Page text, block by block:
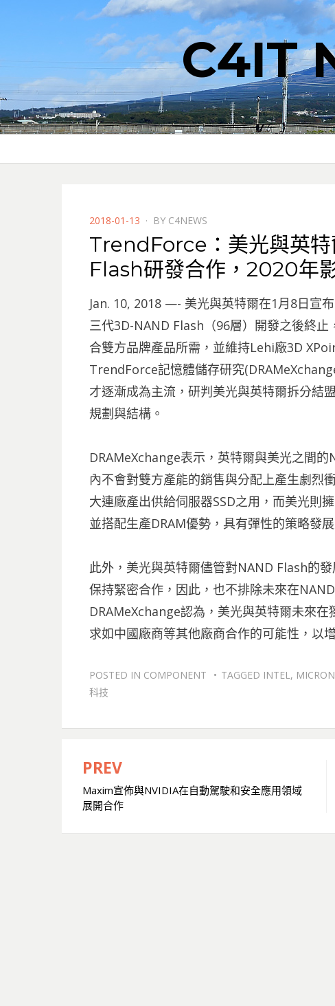
C4IT
POSTED
ON
2018-01-13 BY C4NEWS
TrendForce：美光與英
Flash研發合作，2020年
Jan. 10, 2018 —- 美光與英特爾在1月8日宣
三代3D-NAND Flash（96層）開發之後終
合雙方品牌產品所需，並維持Lehi廠3D
TrendForce記憶體儲存研究
才逐漸成為主流，研判美光與英特爾拆分結
規劃與結構。
DRAMeXchange表示，英特爾與美光之間
內不會對雙方產能的銷售與分配上產生劇烈
大連廠產出供給伺服器SSD之用，而美光則
並搭配生產DRAM優勢，具有彈性的策略發
此外，美光與英特爾儘管對NAND Flash的
保持緊密合作，因此，也不排除未來在
DRAMeXchange認為，美光與英特爾未來
求如中國廠商等其他廠商合作的可能性，以
POSTED IN COMPONENT TAGGED INTEL, MICRON
科技
文
章
PREV
Maxim宣佈與NVIDIA在自動駕駛和安全應用領域
展開合作